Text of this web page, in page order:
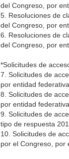
del Congreso, por
5. Resoluciones de
del Congreso, por
6. Resoluciones de
del Congreso, por
*Solicitudes de
7. Solicitudes de
por entidad
8. Solicitudes de
por entidad
9. Solicitudes de
tipo de respuesta
10. Solicitudes de
por el Congreso, por